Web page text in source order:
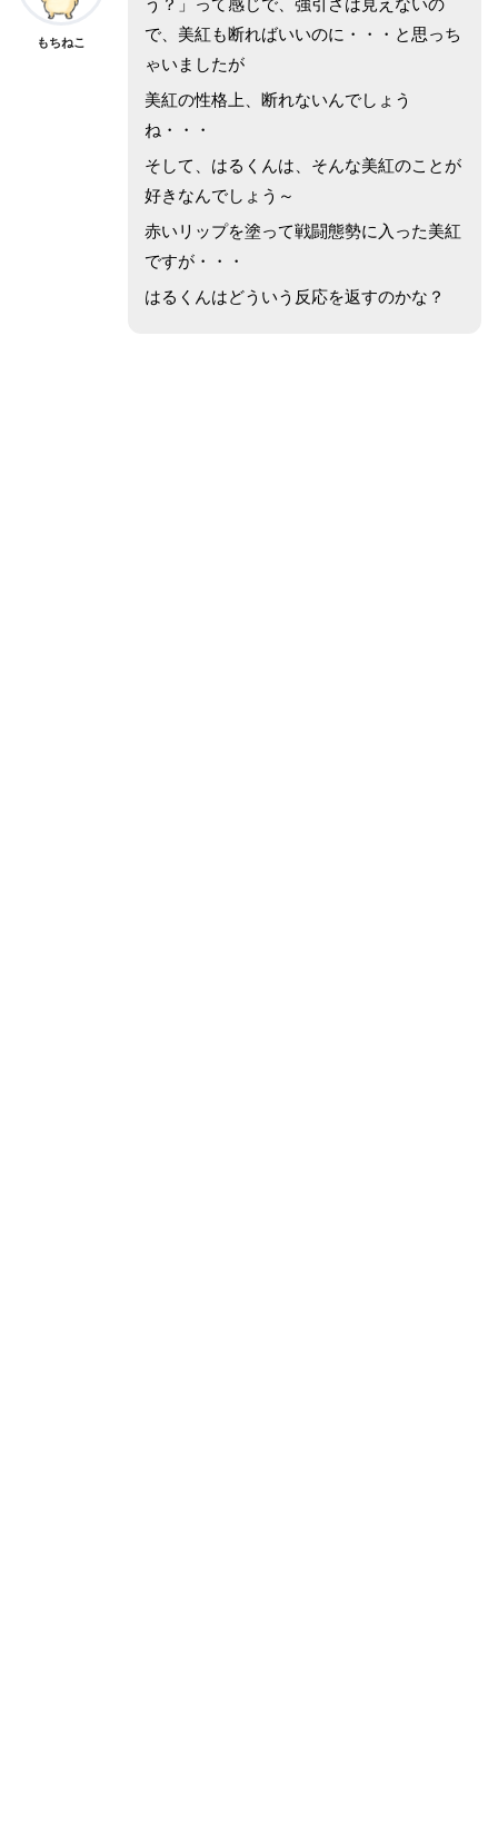
もちねこ
で、美紅も断ればいいのに・・・と思っち
ゃいましたが
美紅の性格上、断れないんでしょう
ね・・・
そして、はるくんは、そんな美紅のことが
好きなんでしょう～
赤いリップを塗って戦闘態勢に入った美紅
ですが・・・
はるくんはどういう反応を返すのかな？